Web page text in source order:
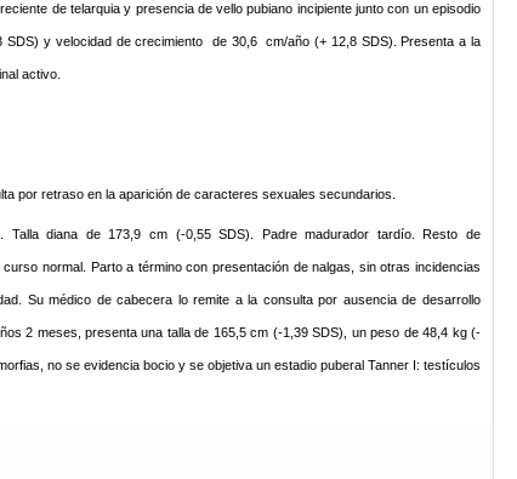
de telarquia y presencia de vello pubiano incipiente junto con un episodio
SDS) y velocidad de crecimiento de 30,6 cm/año (+ 12,8 SDS). Presenta a la
activo.
por retraso en la aparición de caracteres sexuales secundarios.
Talla diana de 173,9 cm (-0,55 SDS). Padre madurador tardío. Resto de
normal. Parto a término con presentación de nalgas, sin otras incidencias
Su médico de cabecera lo remite a la consulta por ausencia de desarrollo
2 meses, presenta una talla de 165,5 cm (-1,39 SDS), un peso de 48,4 kg (-
no se evidencia bocio y se objetiva un estadio puberal Tanner I: testículos